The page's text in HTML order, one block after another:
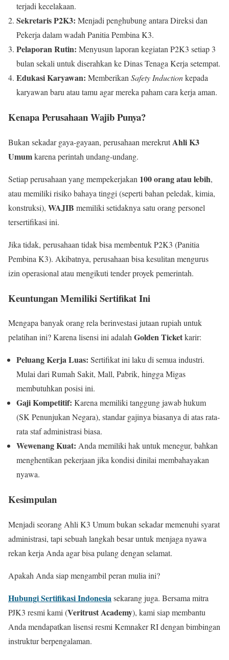
terjadi kecelakaan.
Sekretaris P2K3: Menjadi penghubung antara Direksi dan
Pekerja dalam wadah Panitia Pembina K3.
Pelaporan Rutin: Menyusun laporan kegiatan P2K3 setiap 3
bulan sekali untuk diserahkan ke Dinas Tenaga Kerja setempat.
Edukasi Karyawan: MemberikanSafety Inductionkepada
karyawan baru atau tamu agar mereka paham cara kerja aman.
Kenapa Perusahaan Wajib Punya?
Bukan sekadar gaya-gayaan, perusahaan merekrutAhli K3
Umumkarena perintah undang-undang.
Setiap perusahaan yang mempekerjakan 100 orang atau lebih,
atau memiliki risiko bahaya tinggi (seperti bahan peledak, kimia,
konstruksi), WAJIB memiliki setidaknya satu orang personel
tersertifikasi ini.
Jika tidak, perusahaan tidak bisa membentuk P2K3 (Panitia
Pembina K3). Akibatnya, perusahaan bisa kesulitan mengurus
izin operasional atau mengikuti tender proyek pemerintah.
Keuntungan Memiliki Sertifikat Ini
Mengapa banyak orang rela berinvestasi jutaan rupiah untuk
pelatihan ini? Karena lisensi ini adalahGolden Ticketkarir:
Peluang Kerja Luas: Sertifikat ini laku di semua industri.
Mulai dari Rumah Sakit, Mall, Pabrik, hingga Migas
membutuhkan posisi ini.
Gaji Kompetitif: Karena memiliki tanggung jawab hukum
(SK Penunjukan Negara), standar gajinya biasanya di atas rata-
rata staf administrasi biasa.
Wewenang Kuat: Anda memiliki hak untuk menegur, bahkan
menghentikan pekerjaan jika kondisi dinilai membahayakan
nyawa.
Kesimpulan
Menjadi seorang Ahli K3 Umum bukan sekadar memenuhi syarat
administrasi, tapi sebuah langkah besar untuk menjaga nyawa
rekan kerja Anda agar bisa pulang dengan selamat.
Apakah Anda siap mengambil peran mulia ini?
Hubungi Sertifikasi Indonesiasekarang juga. Bersama mitra
PJK3 resmi kami (Veritrust Academy), kami siap membantu
Anda mendapatkan lisensi resmi Kemnaker RI dengan bimbingan
instruktur berpengalaman.